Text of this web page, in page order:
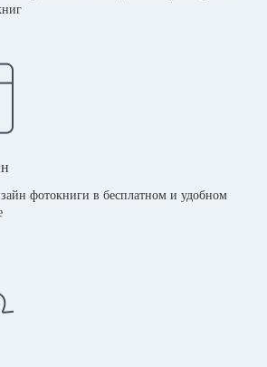
фотокниги в бесплатном и удобном